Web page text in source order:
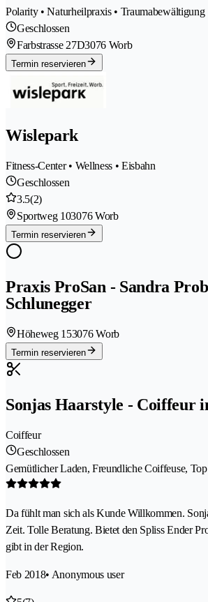
Polarity • Naturheilpraxis • Traumabewältigung
Geschlossen
Farbstrasse 27D3076 Worb
Termin reservieren
Wislepark
Fitness-Center • Wellness • Eisbahn
Geschlossen
3.5(2)
Sportweg 103076 Worb
Termin reservieren
Praxis ProSan - Sandra
Schlunegger
Höheweg 153076 Worb
Termin reservieren
Sonjas Haarstyle - Coiffeur
Coiffeur
Geschlossen
Gemütlicher Laden, Freundliche Coiffeuse,
Da fühlt man sich als Kunde Willkommen.
Zeit. Tolle Beratung. Bietet den Spliss Ender
gibt in der Region.
Feb 2018• Anonymous user